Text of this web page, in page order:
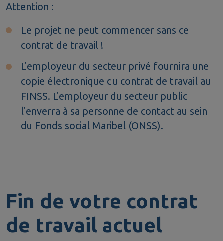
Attention :
Le projet ne peut commencer sans ce
contrat de travail !
L'employeur du secteur privé fournira une
copie électronique du contrat de travail au
FINSS. L'employeur du secteur public
l'enverra à sa personne de contact au sein
du Fonds social Maribel (ONSS).
Fin de votre contrat
de travail actuel